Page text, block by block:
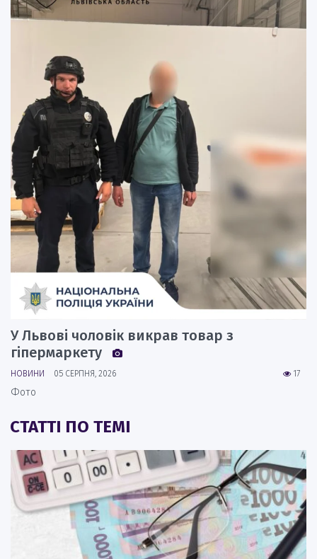
У Львові чоловік викрав товар з
гіпермаркету
17
НОВИНИ 05 СЕРПНЯ, 2026
Фото
СТАТТІ ПО ТЕМІ